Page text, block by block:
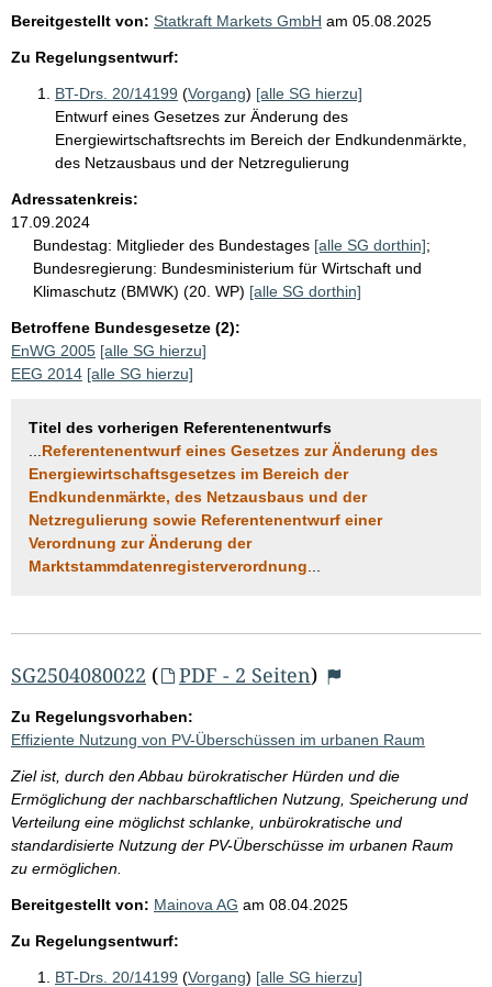
Bereitgestellt von: Statkraft Markets GmbH am 05.08.2025
Zu Regelungsentwurf:
BT-Drs. 20/14199 (Vorgang) [alle SG hierzu]
Entwurf eines Gesetzes zur Änderung des
Energiewirtschaftsrechts im Bereich der Endkundenmärkte,
des Netzausbaus und der Netzregulierung
Adressatenkreis:
17.09.2024
Bundestag: Mitglieder des Bundestages [alle SG dorthin];
Bundesregierung: Bundesministerium für Wirtschaft und
Klimaschutz (BMWK) (20. WP) [alle SG dorthin]
Betroffene Bundesgesetze (2):
EnWG 2005 [alle SG hierzu]
EEG 2014 [alle SG hierzu]
Titel des vorherigen Referentenentwurfs
Referentenentwurf eines Gesetzes zur Änderung des
Energiewirtschaftsgesetzes im Bereich der
Endkundenmärkte, des Netzausbaus und der
Netzregulierung sowie Referentenentwurf einer
Verordnung zur Änderung der
Marktstammdatenregisterverordnung
SG2504080022 ( PDF - 2 Seiten)
Zu Regelungsvorhaben:
Effiziente Nutzung von PV-Überschüssen im urbanen Raum
Ziel ist, durch den Abbau bürokratischer Hürden und die
Ermöglichung der nachbarschaftlichen Nutzung, Speicherung und
Verteilung eine möglichst schlanke, unbürokratische und
standardisierte Nutzung der PV-Überschüsse im urbanen Raum
zu ermöglichen.
Bereitgestellt von: Mainova AG am 08.04.2025
Zu Regelungsentwurf:
BT-Drs. 20/14199 (Vorgang) [alle SG hierzu]